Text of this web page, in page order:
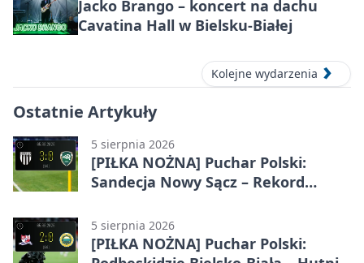
Jacko Brango – koncert na dachu
Cavatina Hall w Bielsku-Białej
Kolejne wydarzenia
Ostatnie Artykuły
5 sierpnia 2026
[PIŁKA NOŻNA] Puchar Polski:
Sandecja Nowy Sącz – Rekord
5 sierpnia 2026
[PIŁKA NOŻNA] Puchar Polski: